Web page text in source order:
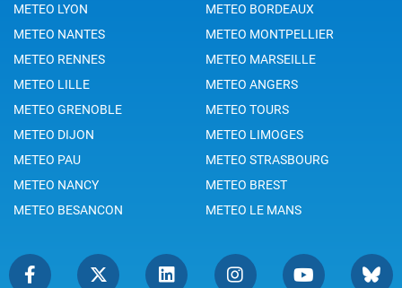
METEO LYON
METEO BORDEAUX
METEO NANTES
METEO MONTPELLIER
METEO RENNES
METEO MARSEILLE
METEO LILLE
METEO ANGERS
METEO GRENOBLE
METEO TOURS
METEO DIJON
METEO LIMOGES
METEO PAU
METEO STRASBOURG
METEO NANCY
METEO BREST
METEO BESANCON
METEO LE MANS